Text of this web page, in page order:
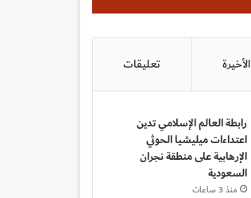
الأخيرة تعليقات
رابطة العالم الإسلامي تدين
اعتداءات ميليشيا الحوثي
الإرهابية على منطقة نجران
السعودية
منذ 3 ساعات